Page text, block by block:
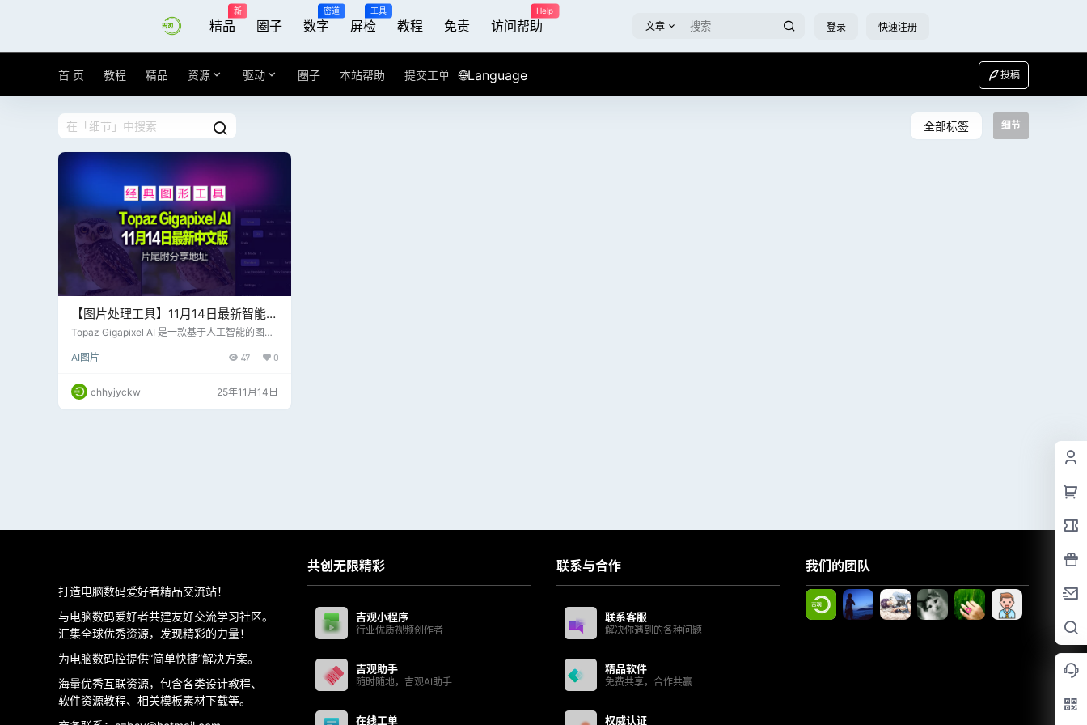
精品
新
圈子 数字
密道
屏检
工具
教程 免责 访问帮助
Help
文章 登录 快速注册
首 页 教程 精品 资源 驱动 圈子 本站帮助 提交工单 🌐Language 投稿
全部标签 细节
【图片处理工具】11月14日最新智能图
片无损放大分辨率模糊修复清晰，片尾
Topaz Gigapixel AI 是一款基于人工智能的图像
习技术，能够在放大图像的同时保持细节清晰
以下是其主要特点和功能：【下列有详细的安装
视频教程】 支持最高 600% 的图像放大，通过
AI 算法智能填充细节，使放大后的图像看起来自
AI图片 47 0
chhyjyckw 25年11月14日
打造电脑数码爱好者精品交流站！
与电脑数码爱好者共建友好交流学习社区。
汇集全球优秀资源，发现精彩的力量！
为电脑数码控提供“简单快捷”解决方案。
海量优秀互联资源，包含各类设计教程、
软件资源教程、相关模板素材下载等。
共创无限精彩
吉观小程序
行业优质视频创作者
吉观助手
随时随地，吉观AI助手
在线工单
联系与合作
联系客服
解决你遇到的各种问题
精品软件
免费共享，合作共赢
权威认证
我们的团队